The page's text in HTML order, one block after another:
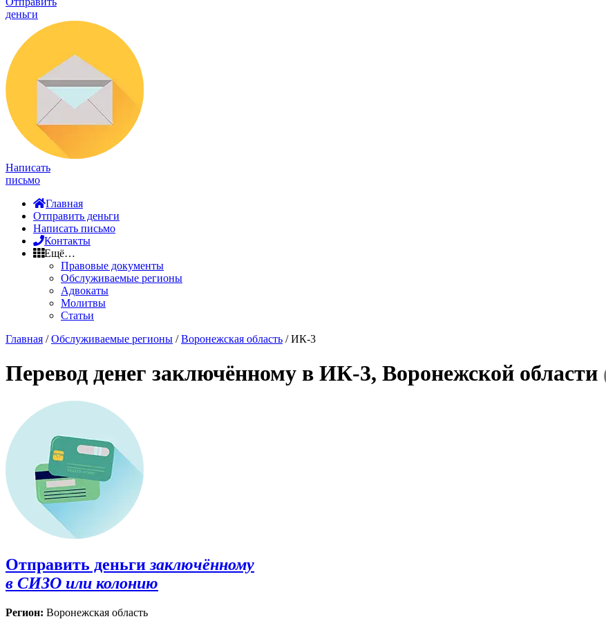
деньги
Написать
письмо
Главная
Отправить деньги
Написать письмо
Контакты
Ещё…
Правовые документы
Обслуживаемые регионы
Адвокаты
Молитвы
Статьи
Главная /Обслуживаемые регионы /Воронежская область / ИК-3
Перевод денег заключённому в ИК-3, Воронежской области
Отправить деньги заключённому
в СИЗО или колонию
Регион: Воронежская область